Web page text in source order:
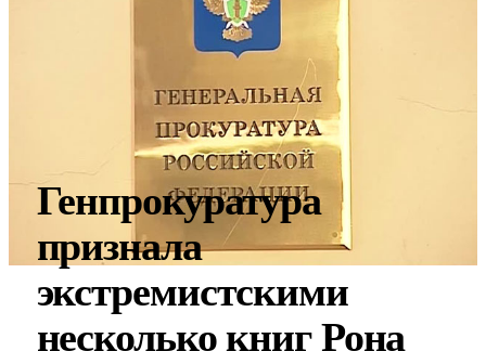
Генпрокуратура
признала
экстремистскими
несколько книг Рона